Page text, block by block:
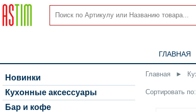
ГЛАВНАЯ
Новинки
Кухонные аксессуары
Бар и кофе
Главная ►
Сортировать по: